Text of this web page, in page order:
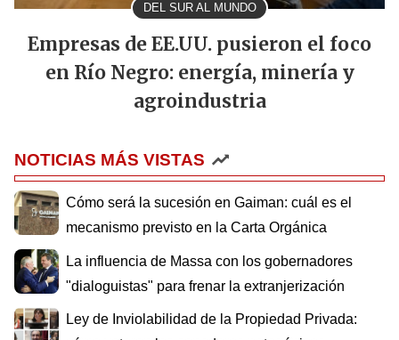
DEL SUR AL MUNDO
Empresas de EE.UU. pusieron el foco
en Río Negro: energía, minería y
agroindustria
NOTICIAS MÁS VISTAS
Cómo será la sucesión en Gaiman: cuál es el
mecanismo previsto en la Carta Orgánica
La influencia de Massa con los gobernadores
"dialoguistas" para frenar la extranjerización
Ley de Inviolabilidad de la Propiedad Privada: